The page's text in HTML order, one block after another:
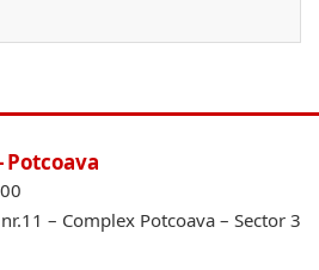
Potcoava
– Complex Potcoava – Sector 3